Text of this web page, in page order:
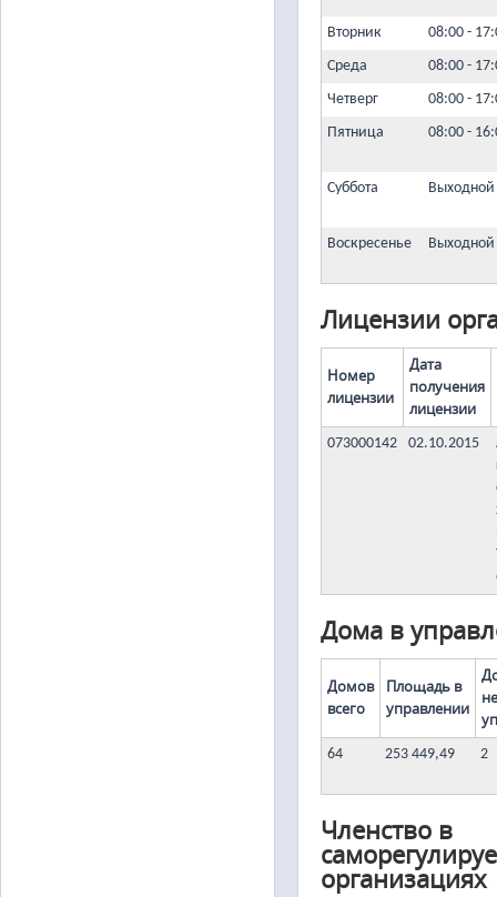
Вторник
08:00 -
Среда
08:00 -
Четверг
08:00 -
Пятница
08:00 -
Суббота Выходной
Воскресенье Выходной
Лицензии
Номер
лицензии
Дата
получения
лицензии
073000142 02.10.2015
Дома в
Домов
всего
Площадь в
управлении
64 253 449,49 2
Членство в
организациях